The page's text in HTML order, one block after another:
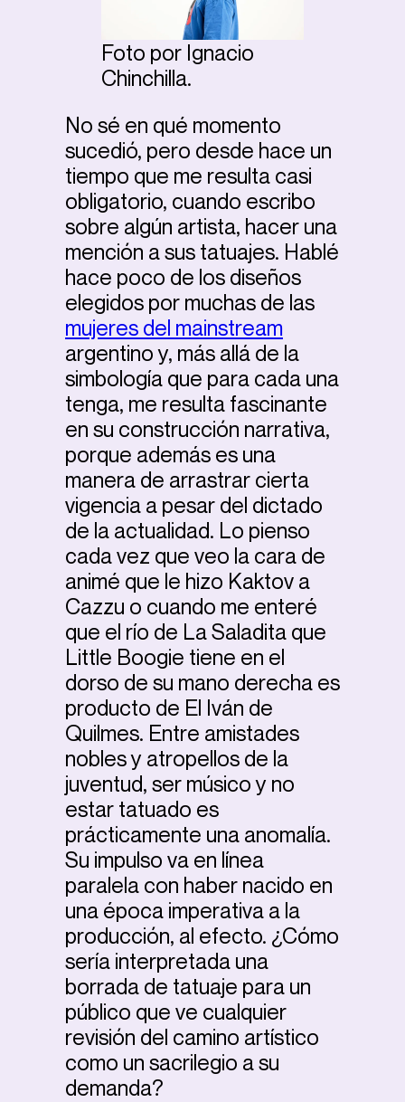
Foto por Ignacio
Chinchilla.
No sé en qué momento
sucedió, pero desde hace un
tiempo que me resulta casi
obligatorio, cuando escribo
sobre algún artista, hacer una
mención a sus tatuajes. Hablé
hace poco de los diseños
elegidos por muchas de las
mujeres del mainstream
argentino y, más allá de la
simbología que para cada una
tenga, me resulta fascinante
en su construcción narrativa,
porque además es una
manera de arrastrar cierta
vigencia a pesar del dictado
de la actualidad. Lo pienso
cada vez que veo la cara de
animé que le hizo Kaktov a
Cazzu o cuando me enteré
que el río de La Saladita que
Little Boogie tiene en el
dorso de su mano derecha es
producto de El Iván de
Quilmes. Entre amistades
nobles y atropellos de la
juventud, ser músico y no
estar tatuado es
prácticamente una anomalía.
Su impulso va en línea
paralela con haber nacido en
una época imperativa a la
producción, al efecto. ¿Cómo
sería interpretada una
borrada de tatuaje para un
público que ve cualquier
revisión del camino artístico
como un sacrilegio a su
demanda?